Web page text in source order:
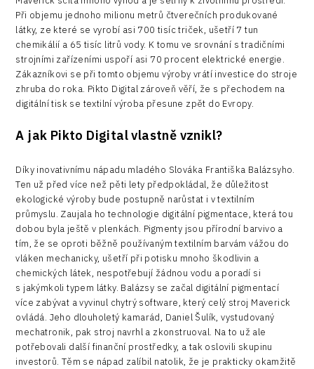
Při objemu jednoho milionu metrů čtverečních produkované
látky, ze které se vyrobí asi 700 tisíc triček, ušetří 7 tun
chemikálií a 65 tisíc litrů vody. K tomu ve srovnání s tradičními
strojními zařízeními uspoří asi 70 procent elektrické energie.
Zákazníkovi se při tomto objemu výroby vrátí investice do stroje
zhruba do roka. Pikto Digital zároveň věří, že s přechodem na
digitální tisk se textilní výroba přesune zpět do Evropy.
A jak Pikto Digital vlastně vznikl?
Díky inovativnímu nápadu mladého Slováka Františka Balázsyho.
Ten už před více než pěti lety předpokládal, že důležitost
ekologické výroby bude postupně narůstat i v textilním
průmyslu. Zaujala ho technologie digitální pigmentace, která tou
dobou byla ještě v plenkách. Pigmenty jsou přírodní barvivo a
tím, že se oproti běžně používaným textilním barvám vážou do
vláken mechanicky, ušetří při potisku mnoho škodlivin a
chemických látek, nespotřebují žádnou vodu a poradí si
s jakýmkoli typem látky. Balázsy se začal digitální pigmentací
více zabývat a vyvinul chytrý software, který celý stroj Maverick
ovládá. Jeho dlouholetý kamarád, Daniel Šulík, vystudovaný
mechatronik, pak stroj navrhl a zkonstruoval. Na to už ale
potřebovali další finanční prostředky, a tak oslovili skupinu
investorů. Těm se nápad zalíbil natolik, že je prakticky okamžitě